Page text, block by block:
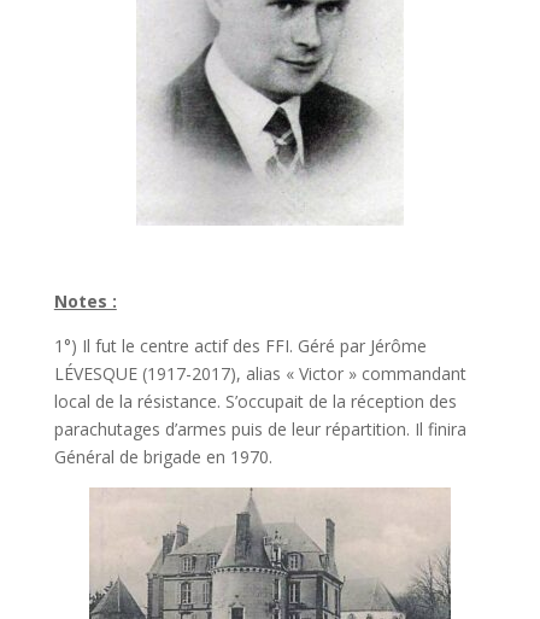
Notes :
1°) Il fut le centre actif des FFI. Géré par Jérôme
LÉVESQUE (1917-2017), alias « Victor » commandant
local de la résistance. S’occupait de la réception des
parachutages d’armes puis de leur répartition. Il finira
Général de brigade en 1970.